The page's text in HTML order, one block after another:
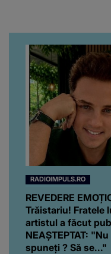
RADIOIMPULS.RO
REVEDERE
Trăistariu! Fratele
artistul a făcut
NEAȘTEPTAT:
spuneți ? Să se..."